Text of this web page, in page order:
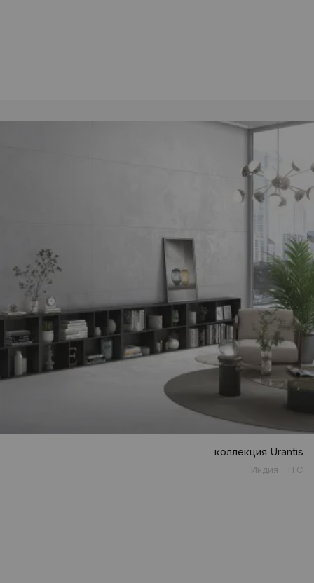
коллекция Urantis
Индия ITC